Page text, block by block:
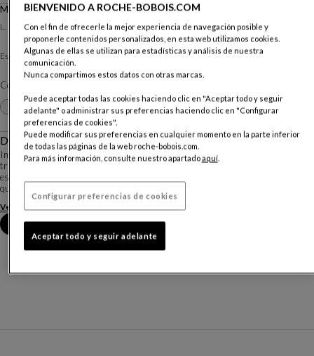
Precio sin entrega, válido en Península.
Mesa De Despacho
L. 125 X A. 76,5 X P. 55 Cm
Estructura :Laca mate - MOVED (321)
Color :
+5
Otros colores
Descripción
Imaginada con libertad por la joven diseñadora Sandra Demuth, las piezas
trípodes de la colección Moved juegan al paso-murallas. Su desplazamiento
escapa a la atadura del paralelismo y parecen desaparecer detrás de la pared,
que de hecho, es el cuar...
Ver más
Reserva una cita en tienda
BIENVENIDO A ROCHE-BOBOIS.COM
Con el fin de ofrecerle la mejor experiencia de navegación posible y
proponerle contenidos personalizados, en esta web utilizamos cookies.
Algunas de ellas se utilizan para estadísticas y análisis de nuestra
comunicación.
Nunca compartimos estos datos con otras marcas.
Puede aceptar todas las cookies haciendo clic en "Aceptar todo y seguir
adelante" o administrar sus preferencias haciendo clic en "Configurar
preferencias de cookies".
Puede modificar sus preferencias en cualquier momento en la parte inferior
de todas las páginas de la web roche-bobois.com.
Para más información, consulte nuestro apartadoaquí.
Configurar preferencias de cookies
Aceptar todo y seguir adelante